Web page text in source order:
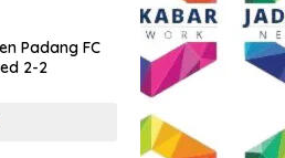
Padang FC
2-2